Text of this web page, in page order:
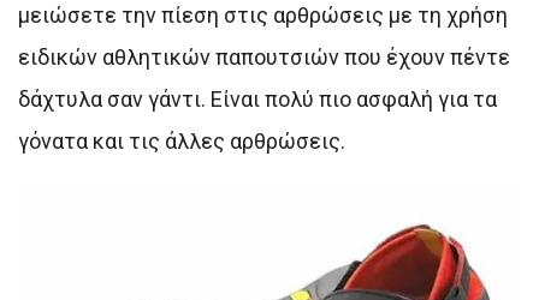
μειώσετε την πίεση στις αρθρώσεις με τη χρήση
ειδικών αθλητικών παπουτσιών που έχουν πέντε
δάχτυλα σαν γάντι. Είναι πολύ πιο ασφαλή για τα
γόνατα και τις άλλες αρθρώσεις.